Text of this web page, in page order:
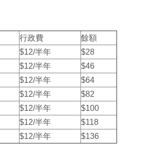
行政費
餘額
$12/半年
$28
$12/半年
$46
$12/半年
$64
$12/半年
$82
$12/半年
$100
$12/半年
$118
$12/半年
$136